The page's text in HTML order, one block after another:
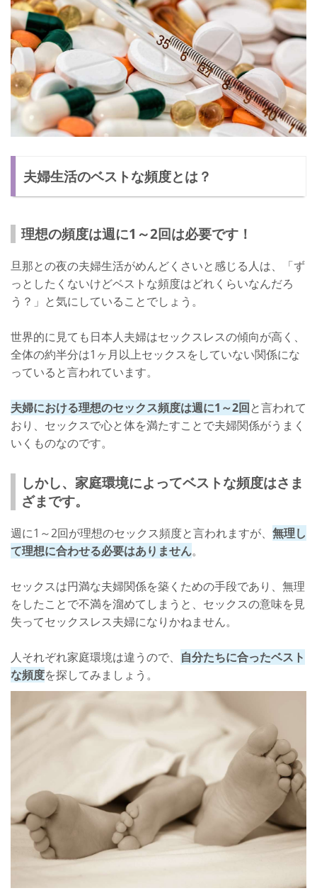
夫婦生活のベストな頻度とは？
理想の頻度は週に1～2回は必要です！
旦那との夜の夫婦生活がめんどくさいと感じる人は、「ず
っとしたくないけどベストな頻度はどれくらいなんだろ
う？」と気にしていることでしょう。
世界的に見ても日本人夫婦はセックスレスの傾向が高く、
全体の約半分は1ヶ月以上セックスをしていない関係にな
っていると言われています。
夫婦における理想のセックス頻度は週に1～2回と言われて
おり、セックスで心と体を満たすことで夫婦関係がうまく
いくものなのです。
しかし、家庭環境によってベストな頻度はさま
ざまです。
週に1～2回が理想のセックス頻度と言われますが、 無理し
て理想に合わせる必要はありません。
セックスは円満な夫婦関係を築くための手段であり、無理
をしたことで不満を溜めてしまうと、セックスの意味を見
失ってセックスレス夫婦になりかねません。
人それぞれ家庭環境は違うので、 自分たちに合ったベスト
な頻度を探してみましょう。